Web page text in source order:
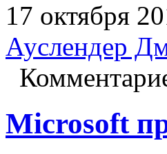
17 октября
Ауслендер
Microsoft